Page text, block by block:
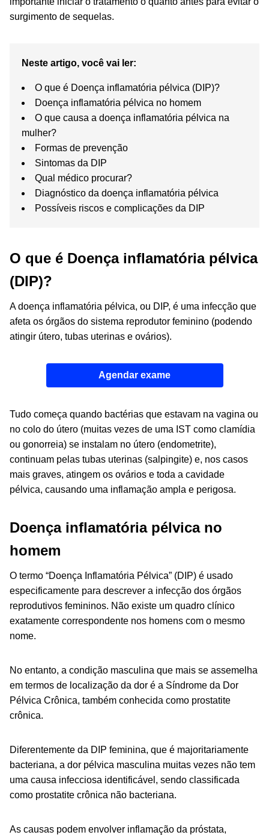
surgimento de sequelas.
Neste artigo, você vai ler:
O que é Doença inflamatória pélvica (DIP)?
Doença inflamatória pélvica no homem
O que causa a doença inflamatória pélvica na
mulher?
Formas de prevenção
Sintomas da DIP
Qual médico procurar?
Diagnóstico da doença inflamatória pélvica
Possíveis riscos e complicações da DIP
O que é Doença inflamatória pélvica
(DIP)?
A doença inflamatória pélvica, ou DIP, é uma infecção que
afeta os órgãos do sistema reprodutor feminino (podendo
atingir útero, tubas uterinas e ovários).
Agendar exame
Tudo começa quando bactérias que estavam na vagina ou
no colo do útero (muitas vezes de uma IST como clamídia
ou gonorreia) se instalam no útero (endometrite),
continuam pelas tubas uterinas (salpingite) e, nos casos
mais graves, atingem os ovários e toda a cavidade
pélvica, causando uma inflamação ampla e perigosa.
Doença inflamatória pélvica no
homem
O termo “Doença Inflamatória Pélvica” (DIP) é usado
especificamente para descrever a infecção dos órgãos
reprodutivos femininos. Não existe um quadro clínico
exatamente correspondente nos homens com o mesmo
nome.
No entanto, a condição masculina que mais se assemelha
em termos de localização da dor é a Síndrome da Dor
Pélvica Crônica, também conhecida como prostatite
crônica.
Diferentemente da DIP feminina, que é majoritariamente
bacteriana, a dor pélvica masculina muitas vezes não tem
uma causa infecciosa identificável, sendo classificada
como prostatite crônica não bacteriana.
As causas podem envolver inflamação da próstata,